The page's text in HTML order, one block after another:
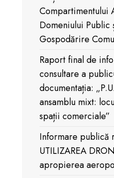
Compartimentului
Domeniului Public
Gospodărire
Raport final de
consultare a
documentația:
ansamblu mixt:
spații comerciale”
Informare publică
UTILIZAREA
apropierea